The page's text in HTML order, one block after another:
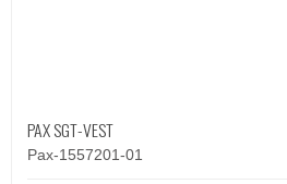
PAX SGT-VEST
Pax-1557201-01